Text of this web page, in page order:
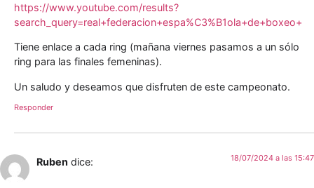
https://www.youtube.com/results?
search_query=real+federacion+espa%C3%B1ola+de+boxeo+
Tiene enlace a cada ring (mañana viernes pasamos a un sólo
ring para las finales femeninas).
Un saludo y deseamos que disfruten de este campeonato.
Responder
Ruben dice: 18/07/2024 a las 15:47